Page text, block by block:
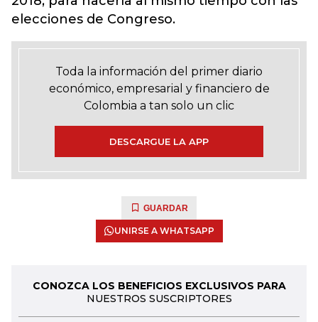
elecciones de Congreso.
Toda la información del primer diario
económico, empresarial y financiero de
Colombia a tan solo un clic
DESCARGUE LA APP
GUARDAR
UNIRSE A WHATSAPP
CONOZCA LOS BENEFICIOS EXCLUSIVOS PARA
NUESTROS SUSCRIPTORES